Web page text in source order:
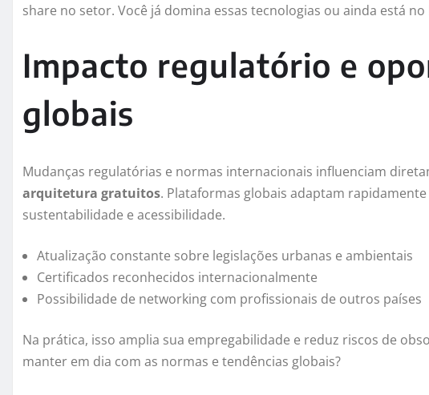
share no setor. Você já domina essas tecnologias ou ainda está no
Impacto regulatório e
globais
Mudanças regulatórias e normas internacionais influenciam
arquitetura gratuitos. Plataformas globais adaptam
sustentabilidade e acessibilidade.
Atualização constante sobre legislações urbanas e ambientais
Certificados reconhecidos internacionalmente
Possibilidade de networking com profissionais de outros países
Na prática, isso amplia sua empregabilidade e reduz riscos de
manter em dia com as normas e tendências globais?